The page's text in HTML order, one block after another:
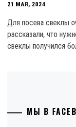
21 МАЯ, 2024
Для посева свеклы
рассказали, что
свеклы получился
МЫ В